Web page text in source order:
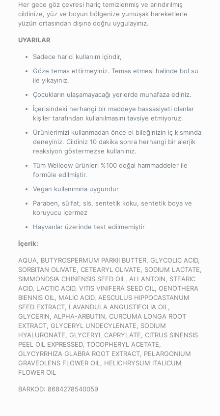
Her gece göz çevresi hariç temizlenmiş ve arındırılmış
cildinize, yüz ve boyun bölgenize yumuşak hareketlerle
yüzün ortasından dışına doğru uygulayınız.
UYARILAR
Sadece harici kullanım içindir,
Göze temas ettirmeyiniz. Temas etmesi halinde bol su
ile yıkayınız.
Çocukların ulaşamayacağı yerlerde muhafaza ediniz.
İçerisindeki herhangi bir maddeye hassasiyeti olanlar
kişiler tarafından kullanılmasını tavsiye etmiyoruz.
Ürünlerimizi kullanmadan önce el bileğinizin iç kısmında
deneyiniz. Cildiniz 10 dakika sonra herhangi bir alerjik
reaksiyon göstermezse kullanınız.
Tüm Welloow ürünleri %100 doğal hammaddeler ile
formüle edilmiştir.
Vegan kullanımına uygundur
Paraben, sülfat, sls, sentetik koku, sentetik boya ve
koruyucu içermez
Hayvanlar üzerinde test edilmemiştir
İçerik:
AQUA, BUTYROSPERMUM PARKII BUTTER, GLYCOLIC ACID,
SORBITAN OLIVATE, CETEARYL OLIVATE, SODIUM LACTATE,
SIMMONDSIA CHINENSIS SEED OIL, ALLANTOIN, STEARIC
ACID, LACTIC ACID, VITIS VINIFERA SEED OIL, OENOTHERA
BIENNIS OIL, MALIC ACID, AESCULUS HIPPOCASTANUM
SEED EXTRACT, LAVANDULA ANGUSTIFOLIA OIL,
GLYCERIN, ALPHA-ARBUTIN, CURCUMA LONGA ROOT
EXTRACT, GLYCERYL UNDECYLENATE, SODIUM
HYALURONATE, GLYCERYL CAPRYLATE, CITRUS SINENSIS
PEEL OIL EXPRESSED, TOCOPHERYL ACETATE,
GLYCYRRHIZA GLABRA ROOT EXTRACT, PELARGONIUM
GRAVEOLENS FLOWER OIL, HELICHRYSUM ITALICUM
FLOWER OIL
BARKOD: 8684278540059